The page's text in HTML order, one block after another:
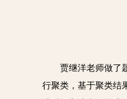
贾继洋老师做了
行聚类，基于聚类结